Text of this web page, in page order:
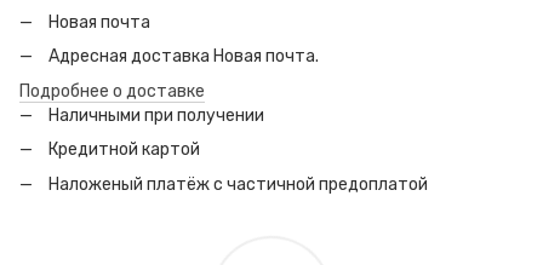
Новая почта
Адресная доставка Новая почта.
Подробнее о доставке
Наличными при получении
Кредитной картой
Наложеный платёж с частичной предоплатой